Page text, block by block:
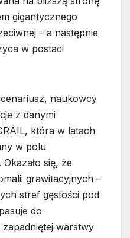
gigantycznego
– a następnie
w postaci
naukowcy
z danymi
która w latach
w polu
się, że
grawitacyjnych –
stref gęstości pod
do
warstwy